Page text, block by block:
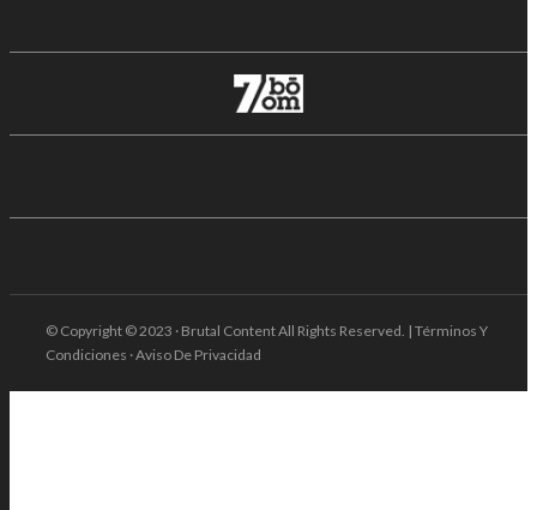
© Copyright © 2023 · Brutal Content All Rights Reserved. | Términos Y
Condiciones · Aviso De Privacidad